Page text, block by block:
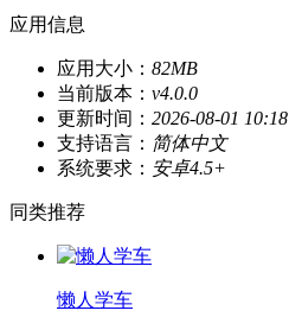
应用信息
应用大小： 82MB
当前版本： v4.0.0
更新时间： 2026-08-01 10:18
支持语言： 简体中文
系统要求： 安卓4.5+
同类推荐
懒人学车